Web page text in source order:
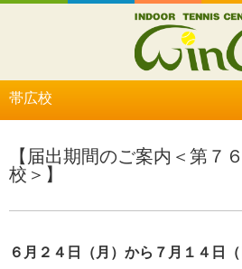
帯広校
【届出期間のご案内＜第７
校＞】
６月２４日（月）から７月１４日（